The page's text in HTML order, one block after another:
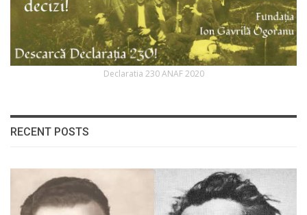
Declaratia 230 ANAF 2020
RECENT POSTS